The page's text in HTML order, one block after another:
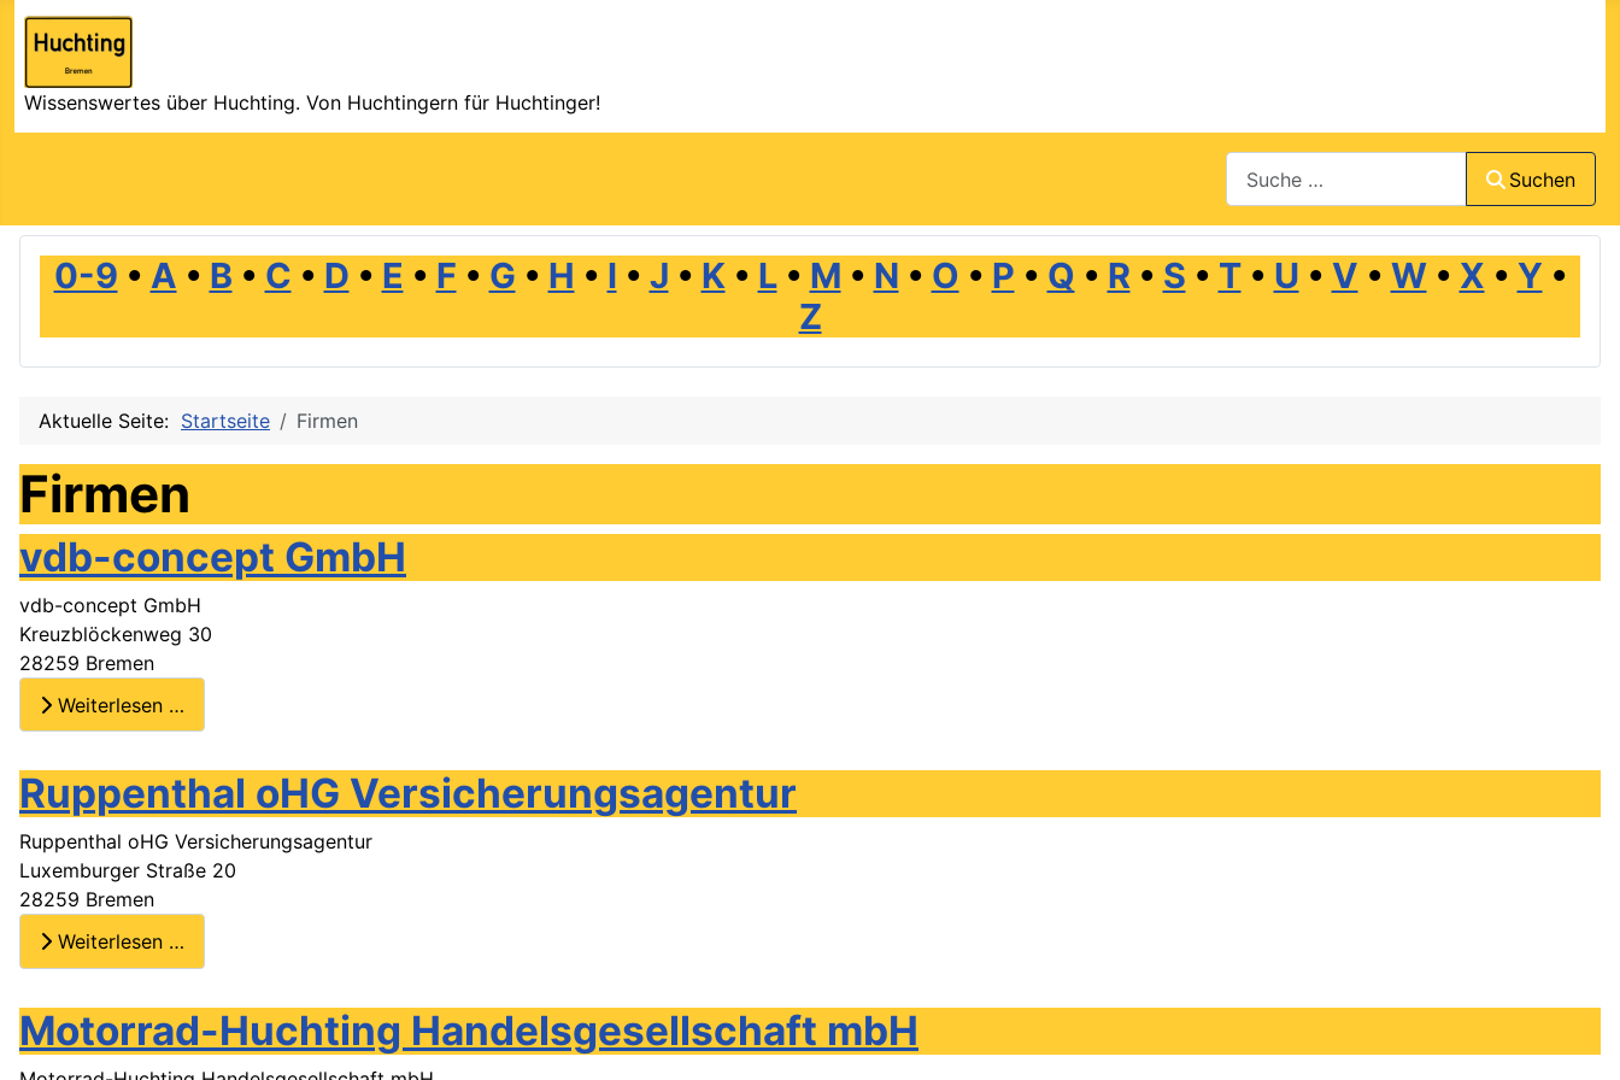
Wissenswertes über Huchting. Von Huchtingern für Huchtinger!
Suchen
0-9 • A • B • C • D • E • F • G • H • I • J • K• L• M • N • O • P • Q • R• S • T• U • V • W• X • Y •
Z
Aktuelle Seite: Startseite Firmen
Firmen
vdb-concept GmbH
vdb-concept GmbH
Kreuzblöckenweg 30
28259 Bremen
Weiterlesen …
Ruppenthal oHG Versicherungsagentur
Ruppenthal oHG Versicherungsagentur
Luxemburger Straße 20
28259 Bremen
Weiterlesen …
Motorrad-Huchting Handelsgesellschaft mbH